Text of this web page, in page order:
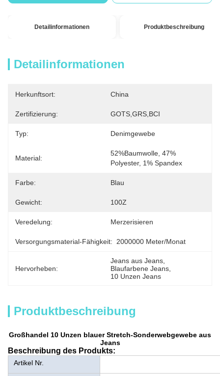
Detailinformationen Produktbeschreibung
Detailinformationen
Herkunftsort: China
Zertifizierung: GOTS,GRS,BCI
Typ: Denimgewebe
Material:
52%Baumwolle, 47%
Polyester, 1% Spandex
Farbe: Blau
Gewicht: 100Z
Veredelung: Merzerisieren
Versorgungsmaterial-Fähigkeit: 2000000 Meter/Monat
Hervorheben:
Jeans aus Jeans
Blaufarbene Jeans
10 Unzen Jeans
Produktbeschreibung
Großhandel 10 Unzen blauer Stretch-Sonderwebgewebe aus
Jeans
Beschreibung des Produkts:
Artikel Nr.